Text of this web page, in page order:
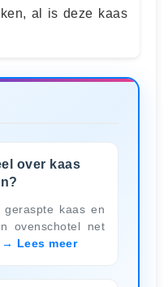
al is deze kaas
over kaas
kaas en
ovenschotel net
Lees meer